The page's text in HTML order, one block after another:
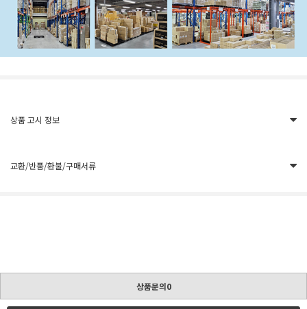
상품 고시 정보
교환/반품/환불/구매서류
상품문의0